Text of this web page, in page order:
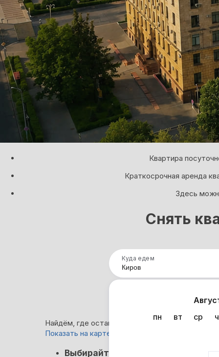
Квартира
Краткосрочная аренда
Здесь
Снять
Куда едем
пн
вт ср
Найдём, где остановиться в Кирове: 634
Показать на карте
Выбирайте лучшее